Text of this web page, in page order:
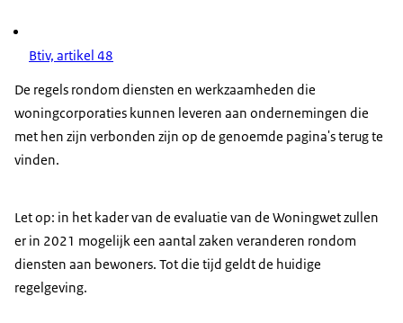
Btiv, artikel 48
De regels rondom diensten en werkzaamheden die
woningcorporaties kunnen leveren aan ondernemingen die
met hen zijn verbonden zijn op de genoemde pagina's terug te
vinden.
Let op: in het kader van de evaluatie van de Woningwet zullen
er in 2021 mogelijk een aantal zaken veranderen rondom
diensten aan bewoners. Tot die tijd geldt de huidige
regelgeving.